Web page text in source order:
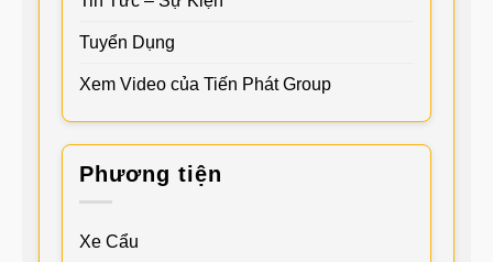
Tuyển Dụng
Xem Video của Tiến Phát Group
Phương tiện
Xe Cẩu